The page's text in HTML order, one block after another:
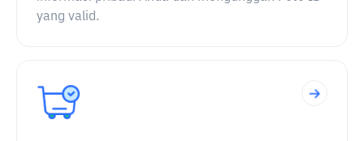
yang valid.